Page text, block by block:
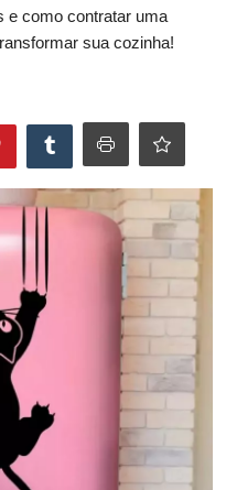
e como contratar uma
sua cozinha!